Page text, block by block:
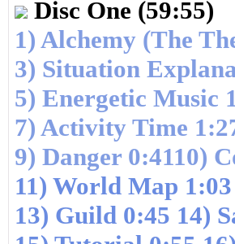
Disc One (59:55)
1) Alchemy (The
3) Situation
5) Energetic Music
7) Activity Time
9) Danger 0:4110)
11) World Map 1:03
13) Guild 0:45 14)